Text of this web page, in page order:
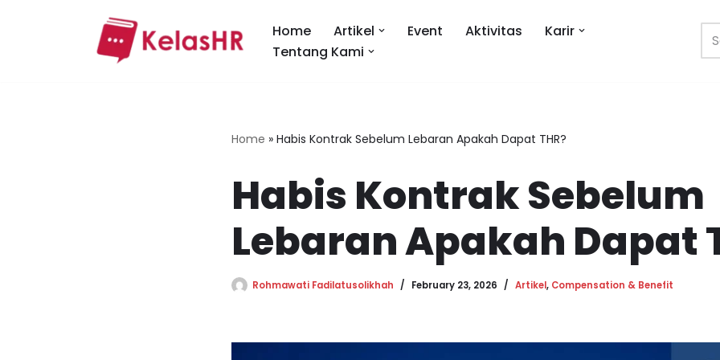
Home Artikel Event Aktivitas
Karir
Tentang Kami
Home » Habis Kontrak Sebelum Lebaran Apakah Dapat THR?
Habis Kontrak Sebelum
Lebaran Apakah Dapat
Rohmawati Fadilatusolikhah February 23, 2026 Artikel, Compensation & Benefit